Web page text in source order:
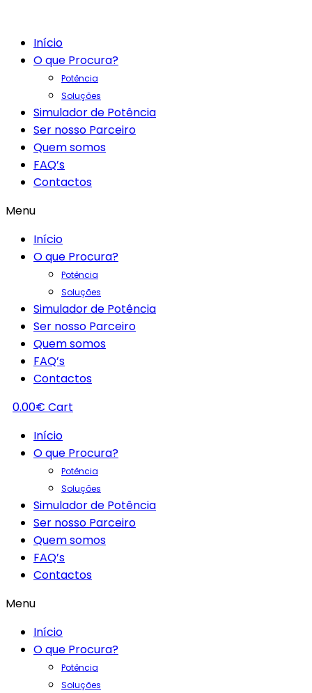
Início
O que Procura?
Potência
Soluções
Simulador de Potência
Ser nosso Parceiro
Quem somos
FAQ’s
Contactos
Menu
Início
O que Procura?
Potência
Soluções
Simulador de Potência
Ser nosso Parceiro
Quem somos
FAQ’s
Contactos
0.00€ Cart
Início
O que Procura?
Potência
Soluções
Simulador de Potência
Ser nosso Parceiro
Quem somos
FAQ’s
Contactos
Menu
Início
O que Procura?
Potência
Soluções